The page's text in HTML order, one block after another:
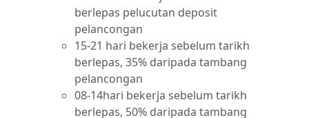
berlepas pelucutan deposit
pelancongan
15-21 hari bekerja sebelum tarikh
berlepas, 35% daripada tambang
pelancongan
08-14hari bekerja sebelum tarikh
berlepas, 50% daripada tambang